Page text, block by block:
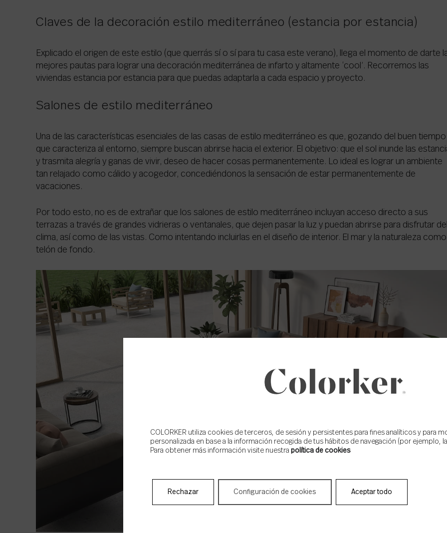
Claves de la decoración estilo mediterráneo (estancia por estancia)
Explicado el origen de este estilo (que querrás sí o sí para tu casa este verano), llega el momento de darte
mejores pautas para lograr una decoración mediterránea de infarto y altamente ‘cool’. Recorremos las
viviendas estancia por estancia para que puedas adaptarla a cada espacio y proyecto.
Salones de estilo mediterráneo
Una de las características esenciales de las casas de estilo mediterráneo es que, gozando del buen tiempo
que caracteriza al entorno, siempre buscan abrirse hacia el exterior. El objetivo: que el sol inunde las
y trasmita alegría y ganas de vivir, deseo de hacer cosas permanentemente. Lo ideal es lograr un ambiente
tan relajado como cálido y acogedor, concediéndonos la sensación de estar permanentemente de
vacaciones.
Por todo esto, no es de extrañar que los salones de estilo mediterráneo incluyan acceso directo a sus
terrazas a través de grandes vidrieras o ventanales, que dejen pasar la luz y puedan abrirse para disfrutar del
clima, así como de las vistas. Como intentando incluirlas en el diseño de interior. El mar y la naturaleza como
telón de fondo.
COLORKER utiliza cookies de terceros, de sesión y persistentes para fines analíticos y para
personalizada en base a la información recogida de tus hábitos de navegación (por ejemplo,
Para obtener más información visite nuestra política de cookies
Aceptar todo
Rechazar Configuración de cookies